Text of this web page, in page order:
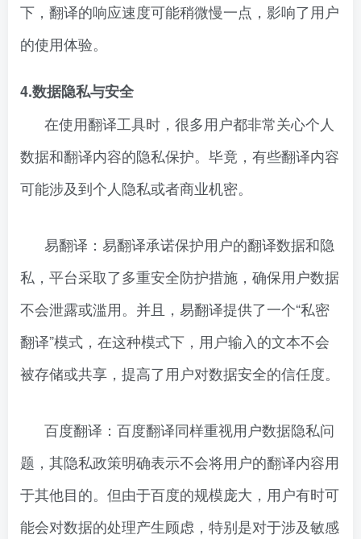
下，翻译的响应速度可能稍微慢一点，影响了用户
的使用体验。
4.数据隐私与安全
在使用翻译工具时，很多用户都非常关心个人
数据和翻译内容的隐私保护。毕竟，有些翻译内容
可能涉及到个人隐私或者商业机密。
易翻译：易翻译承诺保护用户的翻译数据和隐
私，平台采取了多重安全防护措施，确保用户数据
不会泄露或滥用。并且，易翻译提供了一个“私密
翻译”模式，在这种模式下，用户输入的文本不会
被存储或共享，提高了用户对数据安全的信任度。
百度翻译：百度翻译同样重视用户数据隐私问
题，其隐私政策明确表示不会将用户的翻译内容用
于其他目的。但由于百度的规模庞大，用户有时可
能会对数据的处理产生顾虑，特别是对于涉及敏感